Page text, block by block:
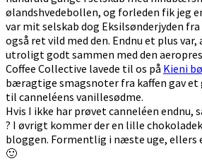
ølandshvedebollen, og forleden fik jeg
var mit selskab dog Eksilsønderjyden fra
også ret vild med den. Endnu et plus var,
utroligt godt sammen med den
Coffee Collective lavede til os på Kieni
bæragtige smagsnoter fra kaffen gav
til canneléens vanillesødme.
Hvis I ikke har prøvet canneléen endnu,
? I øvrigt kommer der en lille
bloggen. Formentlig i næste uge, ellers
🙂